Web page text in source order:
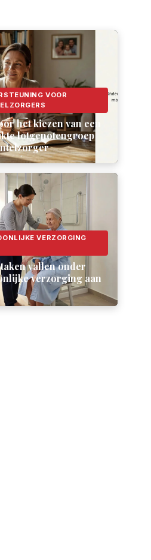
VOOR
het kiezen van een
lotgenotengroep
VERZORGING
vallen onder
verzorging aan